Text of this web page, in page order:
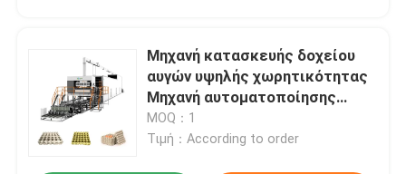
Μηχανή κατασκευής δοχείου
αυγών υψηλής χωρητικότητας
Μηχανή αυτοματοποίησης
δοχείου αυγών
MOQ：1
Τιμή：According to order